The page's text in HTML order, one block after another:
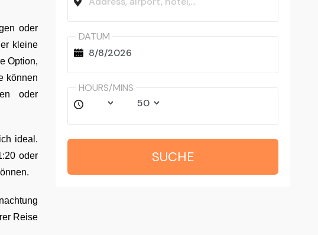
oder
kleine
Option,
können
oder
ideal.
oder
Reise
DATUM
HOURS/MINS
SUCHE